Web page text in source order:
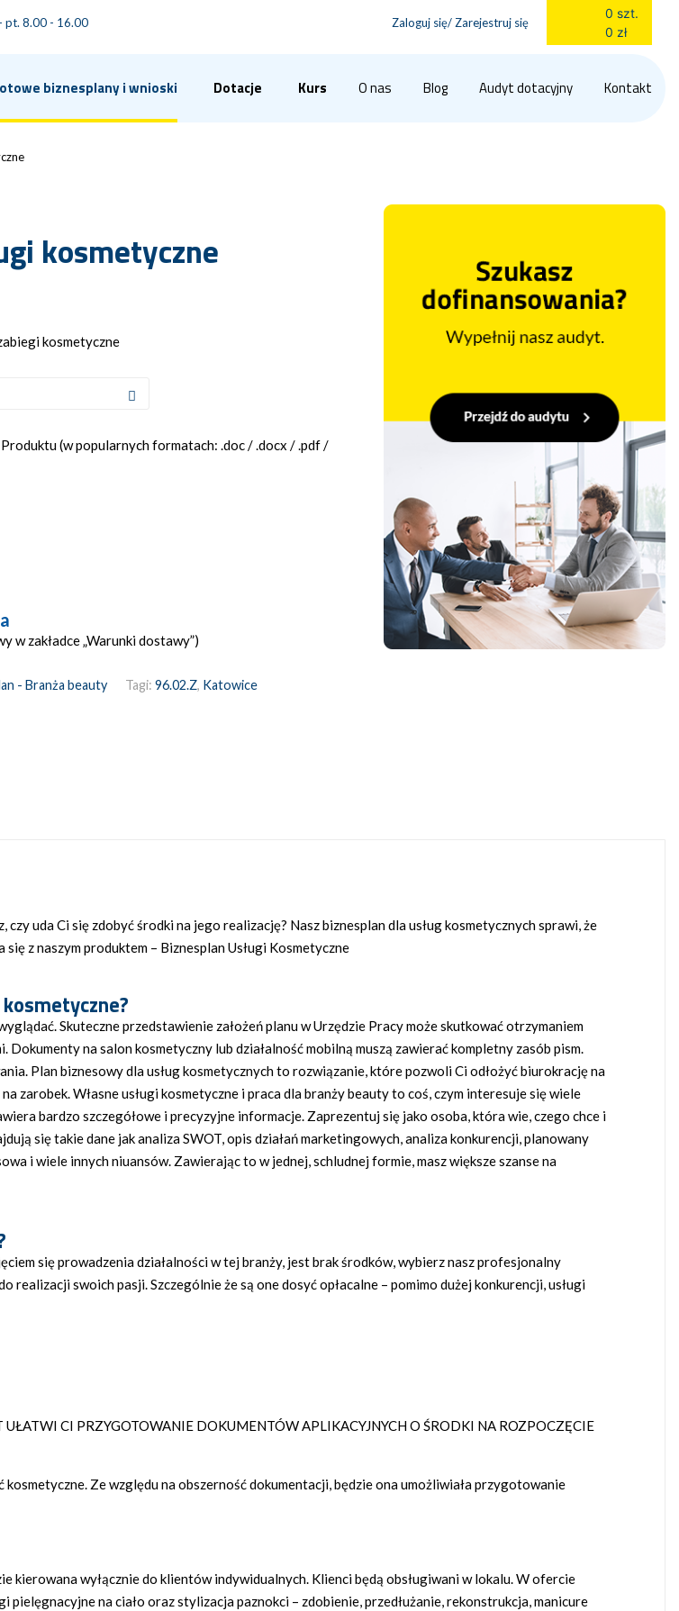
pt. 8.00 - 16.00 Zaloguj się/ Zarejestruj się
0 szt.
0 zł
biznesplany i wnioski Dotacje Kurs O nas Blog Audyt dotacyjny Kontakt
kosmetyczne
kosmetyczne
(w popularnych formatach: .doc / .docx / .pdf /
w zakładce „Warunki dostawy”)
- Branża beauty Tagi: 96.02.Z, Katowice
uda Ci się zdobyć środki na jego realizację? Nasz biznesplan dla usług kosmetycznych sprawi, że
z naszym produktem – Biznesplan Usługi Kosmetyczne
?
Skuteczne przedstawienie założeń planu w Urzędzie Pracy może skutkować otrzymaniem
na salon kosmetyczny lub działalność mobilną muszą zawierać kompletny zasób pism.
Plan biznesowy dla usług kosmetycznych to rozwiązanie, które pozwoli Ci odłożyć biurokrację na
zarobek. Własne usługi kosmetyczne i praca dla branży beauty to coś, czym interesuje się wiele
bardzo szczegółowe i precyzyjne informacje. Zaprezentuj się jako osoba, która wie, czego chce i
się takie dane jak analiza SWOT, opis działań marketingowych, analiza konkurencji, planowany
i wiele innych niuansów. Zawierając to w jednej, schludnej formie, masz większe szanse na
się prowadzenia działalności w tej branży, jest brak środków, wybierz nasz profesjonalny
realizacji swoich pasji. Szczególnie że są one dosyć opłacalne – pomimo dużej konkurencji, usługi
CI PRZYGOTOWANIE DOKUMENTÓW APLIKACYJNYCH O ŚRODKI NA ROZPOCZĘCIE
Ze względu na obszerność dokumentacji, będzie ona umożliwiała przygotowanie
kierowana wyłącznie do klientów indywidualnych. Klienci będą obsługiwani w lokalu. W ofercie
na ciało oraz stylizacja paznokci – zdobienie, przedłużanie, rekonstrukcja, manicure